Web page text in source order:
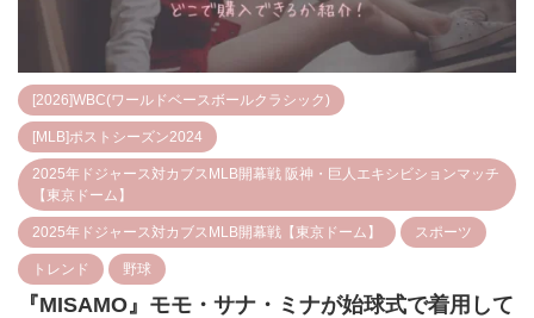
[2026]WBC(ワールドベースボールクラシック)
[MLB]ポストシーズン2024
2025年ドジャース対カブスMLB開幕戦 阪神・巨人エキシビションマッチ
【東京ドーム】
2025年ドジャース対カブスMLB開幕戦【東京ドーム】 スポーツ
トレンド 野球
『MISAMO』モモ・サナ・ミナが始球式で着用して